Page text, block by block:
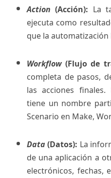
Action (Acción): La
ejecuta como
que la automatización
Workflow(Flujo de
completa de pasos,
las acciones
tiene un nombre
Scenario en Make,
Data(Datos): La
de una aplicación a
electrónicos, fechas,